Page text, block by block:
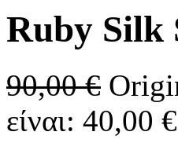
Ruby Silk
90,00€
είναι: 40,00